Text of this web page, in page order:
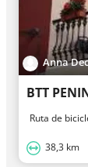
Anna
BTT
Ruta de
38,3 km